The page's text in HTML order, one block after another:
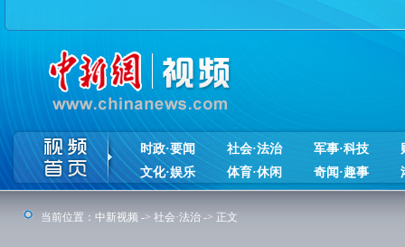
时政·要闻 社会·法治 军事·科技
文化·娱乐
体育·休闲 奇闻·趣事
当前位置： 中新视频 -> 社会·法治 -> 正文